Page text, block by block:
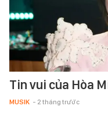
Tin vui của Hòa
MUSIK - 2 tháng trước